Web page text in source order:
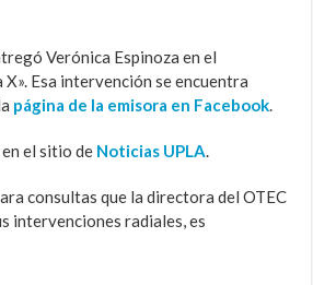
Verónica Espinoza en el
Esa intervención se encuentra
página de la emisora en Facebook.
el sitio de Noticias UPLA.
consultas que la directora del OTEC
intervenciones radiales, es